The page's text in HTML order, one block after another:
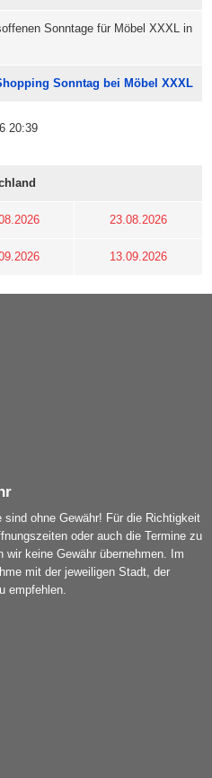
Sonntage für Möbel XXXL in
Sonntag bei Möbel XXXL
20:39
23.08.2026
13.09.2026
ohne Gewähr! Für die Richtigkeit
oder auch die Termine zu
wir keine Gewähr übernehmen. Im
mit der jeweiligen Stadt, der
empfehlen.